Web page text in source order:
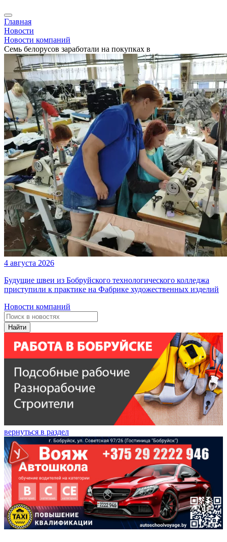
Главная
Новости
Новости компаний
Семь белорусов заработали на покупках в
4 августа 2026
Будущие швеи из Бобруйского технологического колледжа
приступили к практике на Фабрике художественных изделий
Новости компаний
Найти
вернуться в раздел